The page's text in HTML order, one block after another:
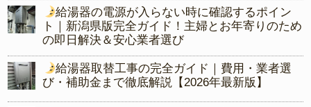
給湯器の電源が入らない時に確認するポイン
ト｜新潟県版完全ガイド！主婦とお年寄りのため
の即日解決＆安心業者選び
給湯器取替工事の完全ガイド｜費用・業者選
び・補助金まで徹底解説【2026年最新版】